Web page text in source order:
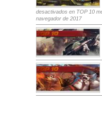
desactivados en TOP 10
navegador de 2017